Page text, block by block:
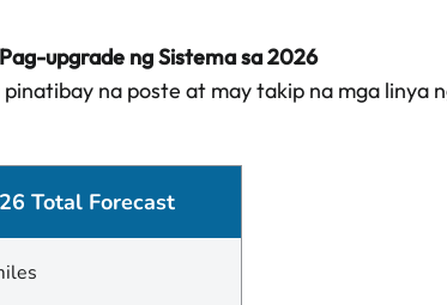
upgrade ng Sistema sa 2026
pinatibay na poste at may takip na mga linya
Total Forecast